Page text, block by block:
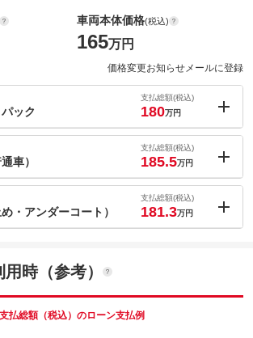
車両本体価格(税込)
165万円
価格変更お知らせメールに登録
ック
支払総額(税込)
180万円
円
気の数字等は、抽選になることがございます。ご了承く
車）
支払総額(税込)
185.5万円
・アンダーコート）
支払総額(税込)
181.3万円
時（参考）
支払総額（税込）のローン支払例